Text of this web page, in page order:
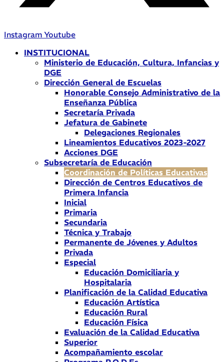
Instagram Youtube
INSTITUCIONAL
Ministerio de Educación, Cultura, Infancias y
DGE
Dirección General de Escuelas
Honorable Consejo Administrativo de la
Enseñanza Pública
Secretaría Privada
Jefatura de Gabinete
Delegaciones Regionales
Lineamientos Educativos 2023-2027
Acciones DGE
Subsecretaría de Educación
Coordinación de Políticas Educativas
Dirección de Centros Educativos de
Primera Infancia
Inicial
Primaria
Secundaria
Técnica y Trabajo
Permanente de Jóvenes y Adultos
Privada
Especial
Educación Domiciliaria y
Hospitalaria
Planificación de la Calidad Educativa
Educación Artística
Educación Rural
Educación Física
Evaluación de la Calidad Educativa
Superior
Acompañamiento escolar